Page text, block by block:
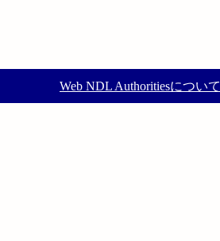
Web NDL Authoritiesについて